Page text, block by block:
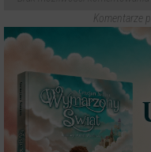
Komentarze